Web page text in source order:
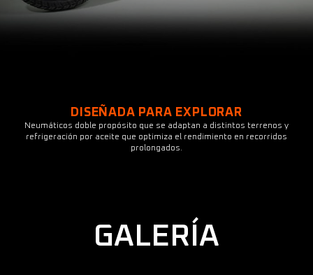
DISEÑADA PARA EXPLORAR
Neumáticos doble propósito que se adaptan a distintos terrenos y
refrigeración por aceite que optimiza el rendimiento en recorridos
prolongados.
GALERÍA